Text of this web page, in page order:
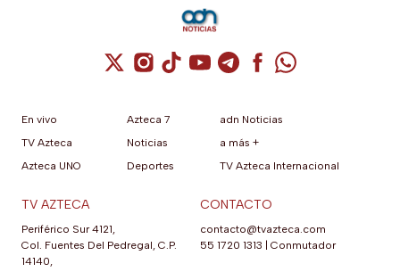
Cuenta de X / Twitter (se abre en una
Cuenta de Instagram (se abre en una
Cuenta de TikTok (se abre en
Cuenta de YouTube (se abre
Cuenta de Telegram (se
Cuenta de
Cuenta de
En vivo
TV Azteca
Azteca UNO
Azteca 7
Noticias
Deportes
adn Noticias
a más +
TV Azteca Internacional
TV AZTECA
Periférico Sur 4121,
Col. Fuentes Del Pedregal, C.P.
14140,
CONTACTO
contacto@tvazteca.com
55 1720 1313
Conmutador